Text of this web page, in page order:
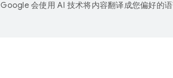
Google 会使用 AI 技术将内容翻译成您偏好的